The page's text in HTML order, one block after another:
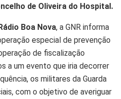
de Oliveira do Hospital.
Boa Nova, a GNR informa
especial de prevenção
de fiscalização
a um evento que iria decorrer
os militares da Guarda
com o objetivo de averiguar